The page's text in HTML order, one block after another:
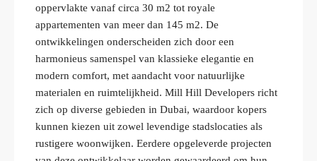
oppervlakte vanaf circa 30 m2 tot royale
appartementen van meer dan 145 m2. De
ontwikkelingen onderscheiden zich door een
harmonieus samenspel van klassieke elegantie en
modern comfort, met aandacht voor natuurlijke
materialen en ruimtelijkheid. Mill Hill Developers richt
zich op diverse gebieden in Dubai, waardoor kopers
kunnen kiezen uit zowel levendige stadslocaties als
rustigere woonwijken. Eerdere opgeleverde projecten